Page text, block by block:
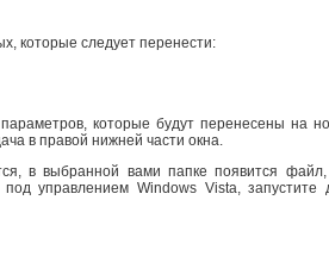
которые следует перенести:
которые будут перенесены на
в правой нижней части окна.
в выбранной вами папке появится
управлением Windows Vista,